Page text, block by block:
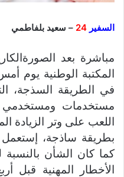
السفير 24 – سعيد بلفاطمي
مباشرة بعد
في الطريقة السذجة،
مستخدمات ومستخدمي
اللعب على وتر الزيادة
بطريقة ساذجة، إستعمل
كما كان الشأن
الأخطار المهنية قبل